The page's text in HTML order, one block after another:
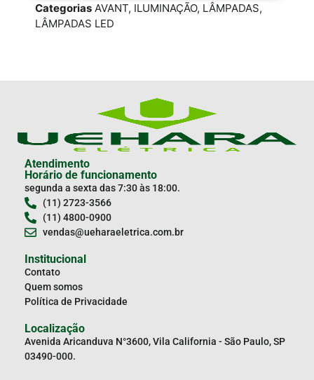
Categorias AVANT, ILUMINAÇÃO, LÂMPADAS,
LÂMPADAS LED
Atendimento
Horário de funcionamento
segunda a sexta das 7:30 às 18:00.
(11) 2723-3566
(11) 4800-0900
vendas@ueharaeletrica.com.br
Institucional
Contato
Quem somos
Política de Privacidade
Localização
Avenida Aricanduva N°3600, Vila California - São Paulo, SP
03490-000.